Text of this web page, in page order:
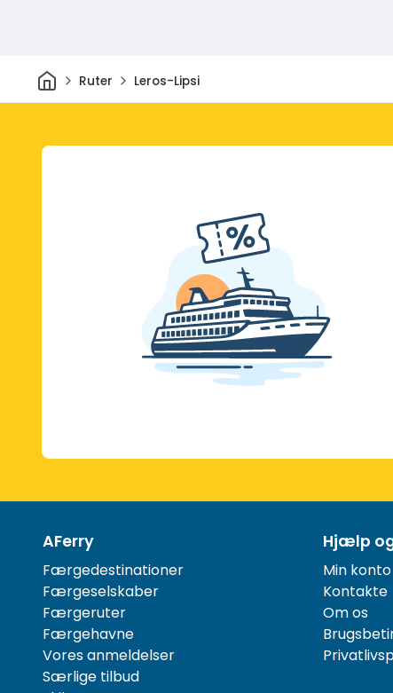
HjemRuter Leros-Lipsi
AFerry
Færgedestinationer
Færgeselskaber
Færgeruter
Færgehavne
Vores anmeldelser
Særlige tilbud
Hjælp
Min konto
Kontakte
Om os